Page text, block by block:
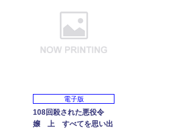
電子版
108回殺された悪役令
嬢 上 すべてを思い出